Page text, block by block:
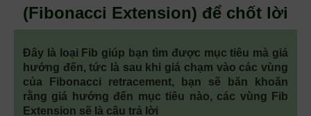
(Fibonacci Extension) để chốt lời
Đây là loại Fib giúp bạn tìm được mục tiêu mà giá
hướng đến, tức là sau khi giá chạm vào các vùng
của Fibonacci retracement, bạn sẽ băn khoăn
rằng giá hướng đến mục tiêu nào, các vùng Fib
Extension sẽ là câu trả lời